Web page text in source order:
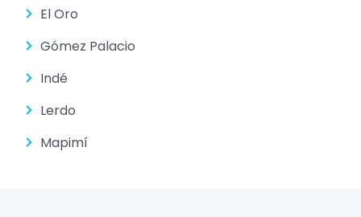
El Oro
Gómez Palacio
Indé
Lerdo
Mapimí